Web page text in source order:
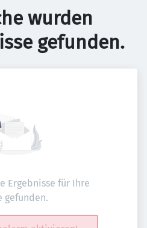
wurden
gefunden.
Ergebnisse für Ihre
gefunden.